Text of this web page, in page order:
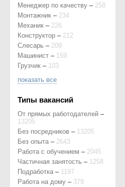
Менеджер по качеству – 258
Монтажник – 234
Механик – 226
Конструктор – 212
Слесарь – 209
Машинист – 159
Грузчик – 103
показать все
Типы вакансий
От прямых работодателей –
13205
Без посредников – 13205
Без опыта – 2643
Работа с обучением – 2045
Частичная занятость – 1258
Подработка – 1197
Работа на дому – 379